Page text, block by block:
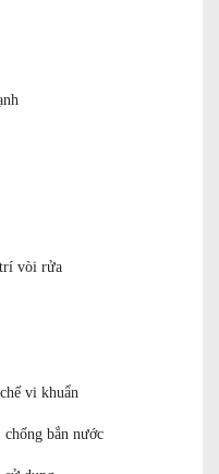
vòi rửa
vi khuẩn
bắn nước